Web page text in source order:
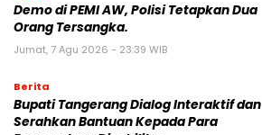
Demo di PEMI AW, Polisi Tetapkan Dua
Orang Tersangka.
Jumat, 7 Agu 2026 - 23:39 WIB
Berita
Bupati Tangerang Dialog Interaktif dan
Serahkan Bantuan Kepada Para